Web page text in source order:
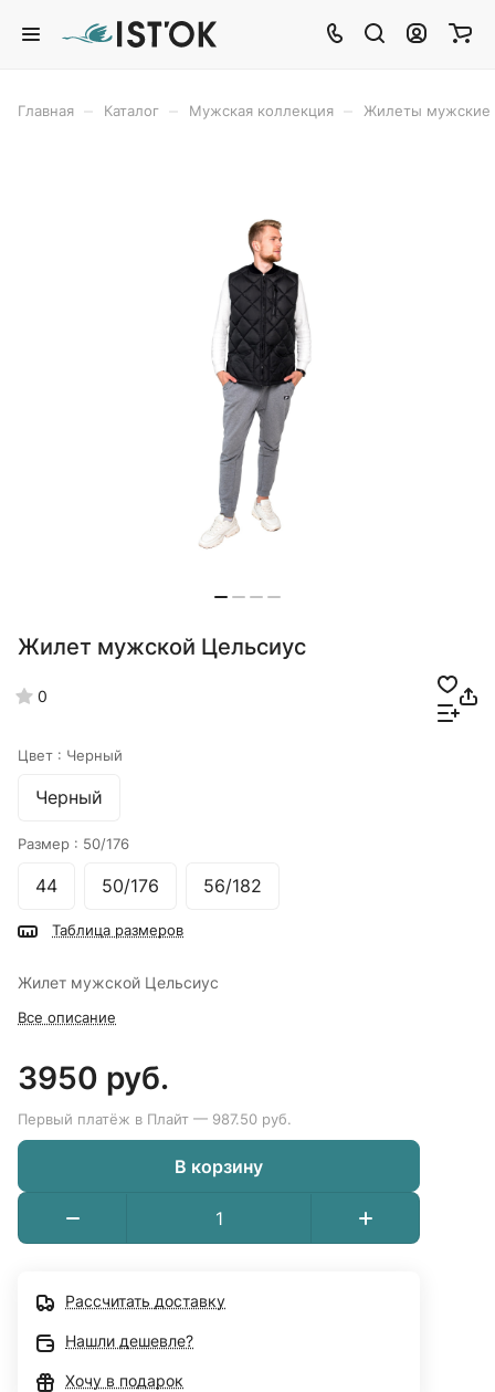
Главная Каталог Мужская коллекция Жилеты мужские
Жилет мужской Цельсиус
0
Цвет : Черный
Черный
Размер : 50/176
44 50/176 56/182
Таблица размеров
Жилет мужской Цельсиус
Все описание
3950 руб.
Первый платёж в Плайт — 987.50 руб.
В корзину
Рассчитать доставку
Нашли дешевле?
Хочу в подарок